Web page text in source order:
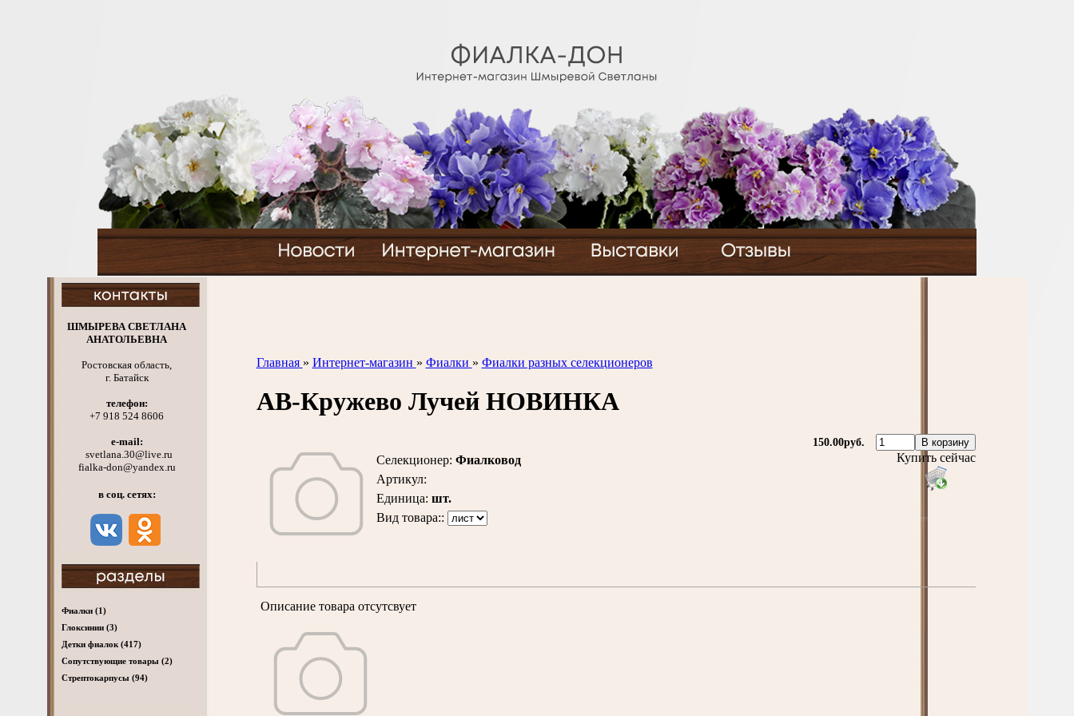
ШМЫРЕВА СВЕТЛАНА
АНАТОЛЬЕВНА
Ростовская область,
г. Батайск
телефон:
+7 918 524 8606
e-mail:
svetlana.30@live.ru
fialka-don@yandex.ru
в соц. сетях:
Фиалки (1)
Глоксинии (3)
Детки фиалок (417)
Cопутствующие товары (2)
Стрептокарпусы (94)
Главная » Интернет-магазин » Фиалки » Фиалки разных селекционеров
АВ-Кружево Лучей НОВИНКА
150.00руб.
Селекционер: Фиалковод
Артикул:
Единица: шт.
Вид товара::
Купить сейчас
Описание товара отсутсвует